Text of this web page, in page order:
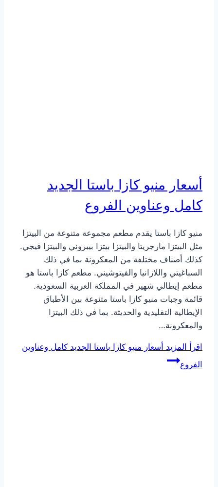
أسعار منيو كازا باستا الجديد
كامل وعناوين الفروع
منيو كازا باستا يقدم مطعم مجموعة متنوعة من البيتزا
مثل البيتزا مارجريتا والبيتزا بيتزا بيبروني والبيتزا فيجي.
كذلك أصناف مختلفة من المعكرونة بما في ذلك
السباغيتي واللازانيا والفيتوشيني. مطعم كازا باستا هو
مطعم إيطالي شهير في المملكة العربية السعودية.
قائمة وجبات منيو كازا باستا متنوعة بين الأطباق
الإيطالية التقليدية والحديثة. بما في ذلك البيتزا
والمعكرونة…
اقرأ المزيد أسعار منيو كازا باستا الجديد كامل وعناوين
الفروع